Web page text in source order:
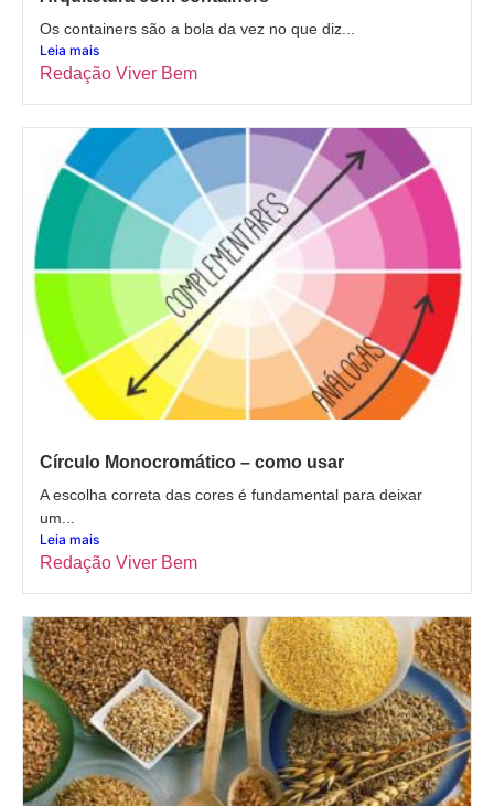
Os containers são a bola da vez no que diz...
Leia mais
Redação Viver Bem
Círculo Monocromático – como usar
A escolha correta das cores é fundamental para deixar
um...
Leia mais
Redação Viver Bem